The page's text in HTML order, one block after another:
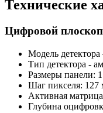
Технические
Цифровой
Модель
Тип детектора -
Размеры панели:
Шаг пикселя: 127
Активная
Глубина